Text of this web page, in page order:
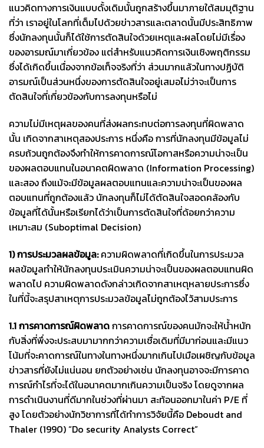
แนวคิดทางการเงินแบบดั้งเดิมนั้นถูกสร้างขึ้นมาภายใต้สมมุติฐาน
ที่ว่า เราอยู่ในโลกที่เต็มไปด้วยข่าวสารและตลาดนั้นมีประสิทธิภาพ
ซึ่งนักลงทุนนั้นก็ได้ใช้การตัดสินใจด้วยเหตุและผลโดยไม่มีเรื่อง
ของอารมณ์มาเกี่ยวข้อง แต่สำหรับแนวคิดการเงินเชิงพฤติกรรม
ซึ่งได้เกิดขึ้นเนื่องจากข้อเท็จจริงที่ว่า ส่วนมากแล้วในทางปฏิบัติ
อารมณ์เป็นส่วนหนึ่งของการตัดสินใจอยู่เสมอไม่ว่าจะเป็นการ
ตัดสินใจที่เกี่ยวข้องกับการลงทุนหรือไม่
ความไม่มีเหตุผลของคนที่ส่งผลกระทบต่อการลงทุนที่ผิดพลาด
นั้น เกิดจากสาเหตุสองประการ หนึ่งคือ การที่นักลงทุนมีข้อมูลไม่
ครบถ้วนถูกต้องจึงทำให้การคาดการณ์โอกาสหรือความน่าจะเป็น
ของผลตอบแทนในอนาคตผิดพลาด (Information Processing)
และสอง ถึงแม้จะมีข้อมูลผลตอบแทนและความน่าจะเป็นของผล
ตอบแทนที่ถูกต้องแล้ว นักลงทุนก็ไม่ได้ตัดสินใจสอดคล้องกับ
ข้อมูลที่ได้นั้นหรือเรียกได้ว่าเป็นการตัดสินใจที่ด้อยกว่าความ
เหมาะสม (Suboptimal Decision)
1) การประมวลผลข้อมูล:ความผิดพลาดที่เกิดขึ้นในการประมวล
ผลข้อมูลทำให้นักลงทุนประเมินความน่าจะเป็นของผลตอบแทนผิด
พลาดไป ความผิดพลาดดังกล่าวเกิดจากสาเหตุหลายประการซึ่ง
ในที่นี้จะสรุปสาเหตุการประมวลข้อมูลไม่ถูกต้องไว้สามประการ
1.1 การคาดการณ์ผิดพลาดการคาดการณ์ของคนมักจะให้น้ำหนัก
กับสิ่งที่พึ่งจะประสบมามากกว่าความเชื่อเดิมที่มีมาก่อนและมีแนว
โน้มที่จะคาดการณ์ในทางในทางหนึ่งมากเกินไปเมือเผชิญกับข้อมูล
ข่าวสารที่ยังไม่แน่นอน ยกตัวอย่างเช่น นักลงทุนอาจจะมีการคาด
การณ์กำไรที่จะได้ในอนาคตมากเกินความเป็นจริง โดยดูจากผล
การดำเนินงานที่ดีมากในช่วงที่ผ่านมา สะท้อนออกมาในค่า P/E ที่
สูง โดยตัวอย่างนักวิชาการที่ได้ทำการวิจัยนี้คือ Deboudt and
Thaler (1990) “Do security Analysts Correct”